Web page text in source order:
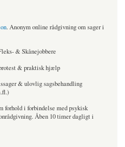
. Anonym online rådgivning om sager i
& Skånejobbere
& praktisk hjælp
& ulovlig sagsbehandling
forhold i forbindelse med psykisk
Åben 10 timer dagligt i